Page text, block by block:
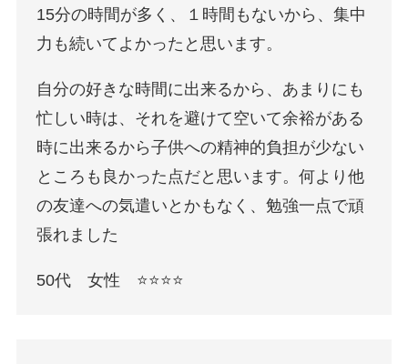
15分の時間が多く、１時間もないから、集中
力も続いてよかったと思います。
自分の好きな時間に出来るから、あまりにも
忙しい時は、それを避けて空いて余裕がある
時に出来るから子供への精神的負担が少ない
ところも良かった点だと思います。何より他
の友達への気遣いとかもなく、勉強一点で頑
張れました
50代 女性 ⭐️⭐️⭐️⭐️